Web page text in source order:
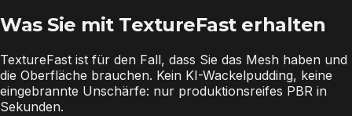
Was Sie mit TextureFast erhalten
TextureFast ist für den Fall, dass Sie das Mesh haben und
die Oberfläche brauchen. Kein KI-Wackelpudding, keine
eingebrannte Unschärfe: nur produktionsreifes PBR in
Sekunden.